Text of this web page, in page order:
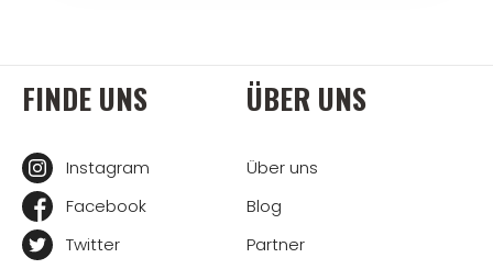
FINDE UNS
Instagram
Facebook
Twitter
ÜBER UNS
Über uns
Blog
Partner